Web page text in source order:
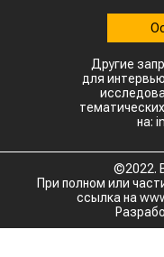
Другие
для
на:
©2022.
При полном или
ссылка на